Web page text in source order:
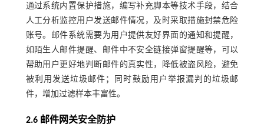
通过系统内置保护措施，编写补充脚本等技术手段，结合
人工分析监控用户发送邮件情况，及时采取措施封禁危险
账号。邮件系统需要为用户提供友好界面的通知和提醒，
如陌生人邮件提醒、邮件中不安全链接弹窗提醒等，可以
帮助用户更好地判断邮件的真实性，降低被盗风险，避免
被利用发送垃圾邮件；同时鼓励用户举报漏判的垃圾邮
件，增加过滤样本丰富性。
2.6 邮件网关安全防护